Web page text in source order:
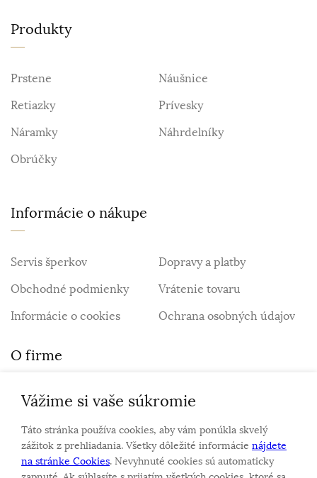
Produkty
Prstene
Náušnice
Retiazky
Prívesky
Náramky
Náhrdelníky
Obrúčky
Informácie o nákupe
Servis šperkov
Dopravy a platby
Obchodné podmienky
Vrátenie tovaru
Informácie o cookies
Ochrana osobných údajov
O firme
Personalizovaný šperk
O nás
Kontakt
Vážime si vaše súkromie
Táto stránka používa cookies, aby vám ponúkla skvelý
zážitok z prehliadania. Všetky dôležité informácie nájdete
na stránke Cookies. Nevyhnuté cookies sú automaticky